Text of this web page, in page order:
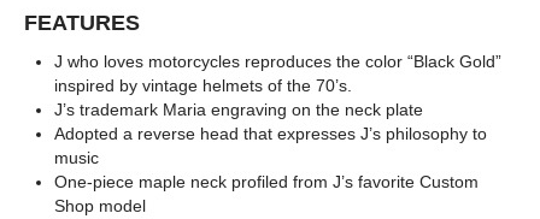
FEATURES
J who loves motorcycles reproduces the color “Black Gold”
inspired by vintage helmets of the 70’s.
J’s trademark Maria engraving on the neck plate
Adopted a reverse head that expresses J’s philosophy to
music
One-piece maple neck profiled from J’s favorite Custom
Shop model